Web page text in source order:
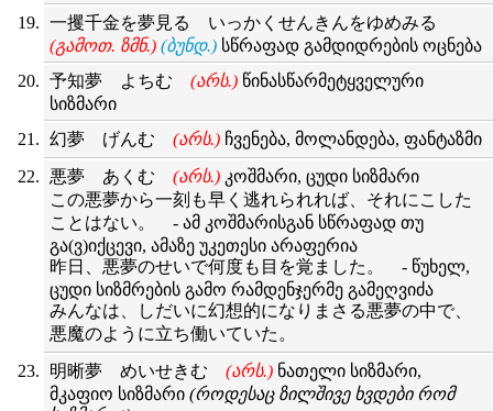
一攫千金を夢見る いっかくせんきんをゆめみる
(გამოთ. ზმნ.) (ბუნდ.) სწრაფად გამდიდრების ოცნება
予知夢 よちむ (არს.) წინასწარმეტყველური
სიზმარი
幻夢 げんむ (არს.) ჩვენება, მოლანდება, ფანტაზმი
悪夢 あくむ (არს.) კოშმარი, ცუდი სიზმარი
この悪夢から一刻も早く逃れられれば、それにこした
ことはない。 - ამ კოშმარისგან სწრაფად თუ
გა(ვ)იქცევი, ამაზე უკეთესი არაფერია
昨日、悪夢のせいで何度も目を覚ました。 - წუხელ,
ცუდი სიზმრების გამო რამდენჯერმე გამეღვიძა
みんなは、しだいに幻想的になりまさる悪夢の中で、
悪魔のように立ち働いていた。
明晰夢 めいせきむ (არს.) ნათელი სიზმარი,
მკაფიო სიზმარი (როდესაც ზილშივე ხვდები რომ